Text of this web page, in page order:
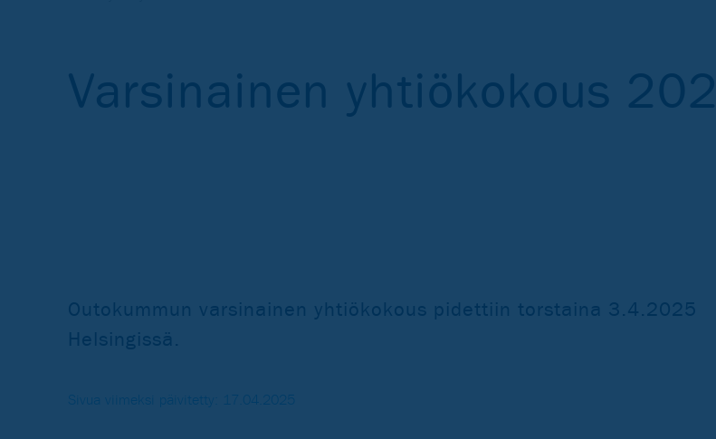
Varsinainen yhtiökokous
Outokummun varsinainen yhtiökokous pidettiin torstaina 3.4.2025
Helsingissä.
Sivua viimeksi päivitetty: 17.04.2025